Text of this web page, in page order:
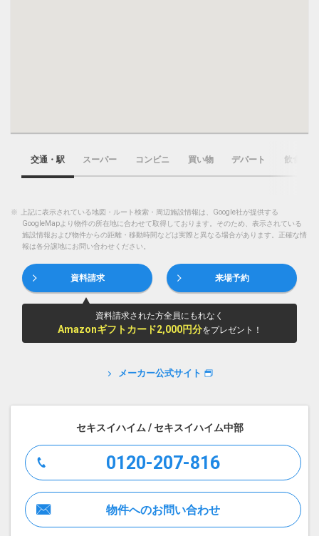
交通・駅 スーパー コンビニ 買い物 デパート 飲食店
※
上記に表示されている地図・ルート検索・周辺施設情報は、Google社が提供する
GoogleMapより物件の所在地に合わせて取得しております。そのため、表示されている
施設情報および物件からの距離・移動時間などは実際と異なる場合があります。正確な情
報は各分譲地にお問い合わせください。
資料請求 来場予約
資料請求された方全員にもれなく
Amazonギフトカード2,000円分をプレゼント！
メーカー公式サイト
セキスイハイム / セキスイハイム中部
0120-207-816
物件へのお問い合わせ